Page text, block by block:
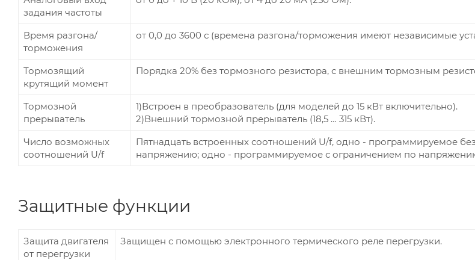
задания частоты
Время разгона/
торможения
от 0,0 до 3600 с (времена разгона/торможения имеют независимые
Тормозящий
крутящий момент
Порядка 20% без тормозного резистора, с внешним тормозным
Тормозной
прерыватель
1)Встроен в преобразователь (для моделей до 15 кВт включительно).
2)Внешний тормозной прерыватель (18,5 … 315 кВт).
Число возможных
соотношений U/f
Пятнадцать встроенных соотношений U/f, одно - программируемое
напряжению; одно - программируемое с ограничением по
Защитные функции
Защита двигателя
от перегрузки
Защищен с помощью электронного термического реле перегрузки.